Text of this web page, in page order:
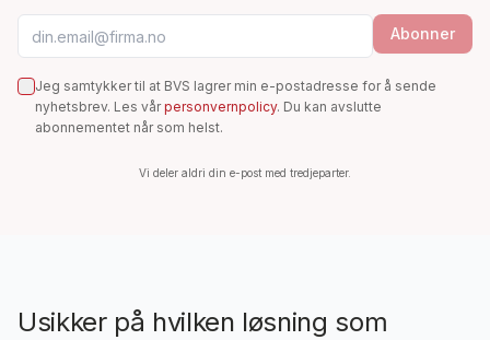
E-postadresse Abonner
Jeg samtykker til at BVS lagrer min e-postadresse for å sende
nyhetsbrev. Les vår personvernpolicy. Du kan avslutte
abonnementet når som helst.
Vi deler aldri din e-post med tredjeparter.
Usikker på hvilken løsning som